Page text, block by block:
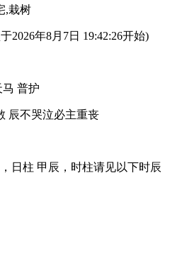
,栽树
2026年8月7日 19:42:26开始)
普护
辰不哭泣必主重丧
日柱 甲辰，时柱请见以下时辰